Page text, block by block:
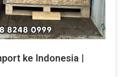
ke Indonesia |